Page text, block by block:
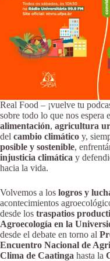
Real Food – ¡vuelve tu
sobre todo lo que nos espera
alimentación, agricultura
del cambio climático y,
posible y sostenible,
injusticia climática y
hacia la vida.
Volvemos a los logros y
acontecimientos
desde los traspatios
Agroecología en la
desde el debate en torno al
Encuentro Nacional de
Clima de Caatinga hasta la